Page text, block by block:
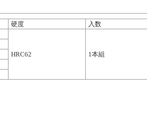
硬度
入数
HRC62 1本組